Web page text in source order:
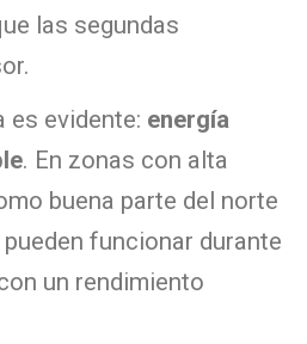
las segundas
es evidente: energía
. En zonas con alta
buena parte del norte
funcionar durante
un rendimiento